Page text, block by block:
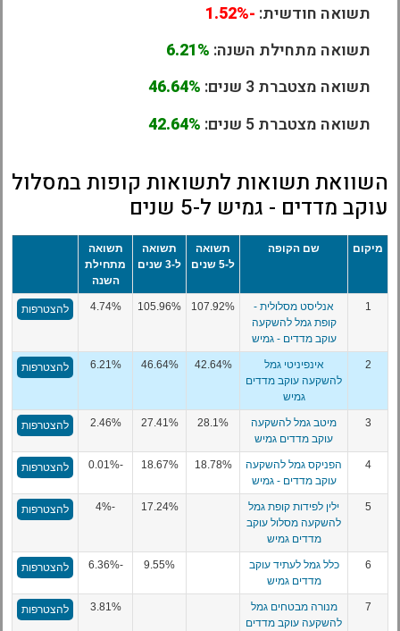
תשואה חודשית: -1.52%
תשואה מתחילת השנה: 6.21%
תשואה מצטברת 3 שנים:
46.64%
תשואה מצטברת 5 שנים:
42.64%
השוואת תשואות לתשואות קופות במסלול
עוקב מדדים - גמיש ל-5 שנים
מיקום שם הקופה
תשואה
ל-5 שנים
תשואה
ל-3 שנים
תשואה
מתחילת
השנה
1
אנליסט מסלולית -
קופת גמל להשקעה
עוקב מדדים - גמיש
107.92%
105.96%
4.74% להצטרפות
2
אינפיניטי גמל
להשקעה עוקב מדדים
גמיש
42.64%
46.64%
6.21% להצטרפות
3
מיטב גמל להשקעה
עוקב מדדים גמיש
28.1%
27.41%
2.46% להצטרפות
4
הפניקס גמל להשקעה
עוקב מדדים - גמיש
18.78%
18.67%
-0.01% להצטרפות
5
ילין לפידות קופת גמל
להשקעה מסלול עוקב
מדדים גמיש
17.24%
-4% להצטרפות
6
כלל גמל לעתיד עוקב
מדדים גמיש
9.55%
-6.36% להצטרפות
7
מנורה מבטחים גמל
להשקעה עוקב מדדים
3.81% להצטרפות